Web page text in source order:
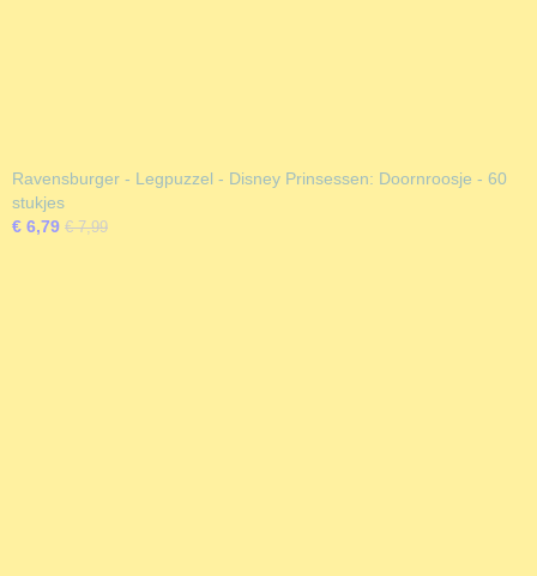
Ravensburger - Legpuzzel - Disney Prinsessen: Doornroosje - 60
stukjes
€ 6,79 € 7,99